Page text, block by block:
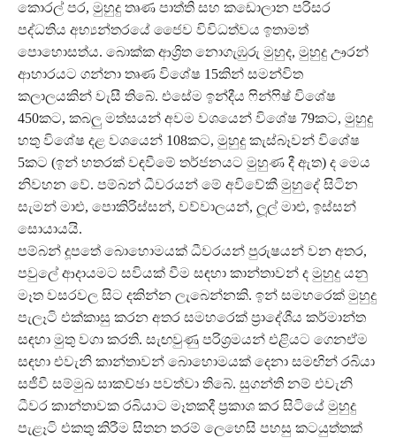
කොරල් පර, මුහුදු තෘණ පාත්ති සහ කඩොලාන පරිසර
පද්ධතිය අභ්‍යන්තරයේ ජෛව විවිධත්වය ඉතාමත්
පොහොසත්ය. බොක්ක ආශ්‍රිත නොගැඹුරු මුහුද, මුහුදු ඌරන්
ආහාරයට ගන්නා තෘණ විශේෂ 15කින් සමන්විත
කලාලයකින් වැසී තිබේ. එසේම ඉන්දීය ෆින්ෆිෂ් විශේෂ
450කට, කබලු මත්සයන් අවම වශයෙන් විශේෂ 79කට, මුහුදු
හතු විශේෂ දළ වශයෙන් 108කට, මුහුදු කැස්බෑවන් විශේෂ
5කට (ඉන් හතරක් වඳවීමේ තර්ජනයට මුහුණ දී ඇත) ද මෙය
නිවහන වේ. පම්බන් ධීවරයන් මේ අවිවේකී මුහුදේ සිටින
සැමන් මාළු, පොකිරිස්සන්, වව්වාලයන්, ලූල් මාළු, ඉස්සන්
සොයායයි.
පම්බන් දූපතේ බොහොමයක් ධීවරයන් පුරුෂයන් වන අතර,
පවුලේ ආදායමට සවියක් වීම සඳහා කාන්තාවන් ද මුහුදු යනු
මෑත වසරවල සිට දකින්න ලැබෙන්නකි. ඉන් සමහරෙක් මුහුදු
පැලෑටි එක්කාසු කරන අතර සමහරෙක් ප්‍රාදේශීය කර්මාන්ත
සඳහා මුතු වගා කරති. සැඟවුණු පරිශ්‍රමයන් එළියට ගෙනඒම
සඳහා එවැනි කාන්තාවන් බොහොමයක් දෙනා සමඟින් රබියා
සජීවී සම්මුඛ සාකච්ඡා පවත්වා තිබේ. සුගන්ති නම් එවැනි
ධීවර කාන්තාවක රබියාට මෑතකදී ප්‍රකාශ කර සිටියේ මුහුදු
පැළෑටි එකතු කිරීම සිතන තරම් ලෙහෙසි පහසු කටයුත්තක්